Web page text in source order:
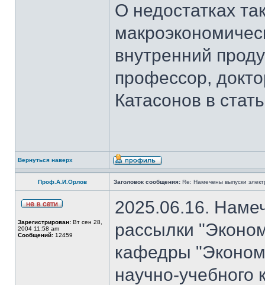
О недостатках
внутренний
профессор,
Катасонов в
Вернуться наверх
Проф.А.И.Орлов Заголовок сообщения: Re: Намечены выпуски
Зарегистрирован: Вт сен 28,
2004 11:58 am
Сообщений: 12459
2025.06.16.
рассылки
кафедры
научно-